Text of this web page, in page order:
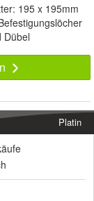
195 x 195mm
Dübel
Platin